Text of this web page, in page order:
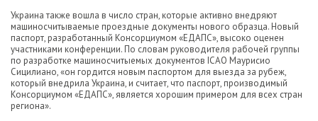
Украина также вошла в число стран, которые активно внедряют
машиносчитываемые проездные документы нового образца. Новый
паспорт, разработанный Консорциумом «ЕДАПС», высоко оценен
участниками конференции. По словам руководителя рабочей группы
по разработке машиносчитыемых документов ICAO Маурисио
Сицилиано, «он гордится новым паспортом для выезда за рубеж,
который внедрила Украина, и считает, что паспорт, производимый
Консорциумом «ЕДАПС», является хорошим примером для всех стран
региона».